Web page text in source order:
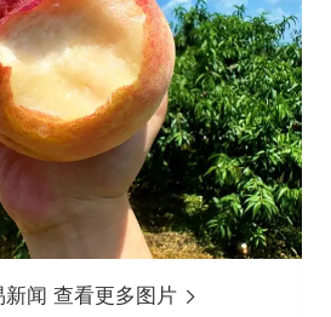
新闻 查看更多图片